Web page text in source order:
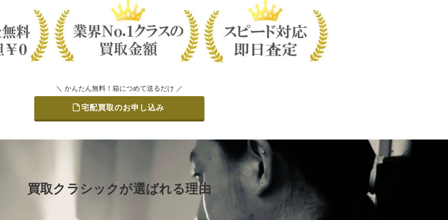
＼ かんたん無料！箱につめて送るだけ ／
宅配買取のお申し込み
買取クラシックが選ばれる理由